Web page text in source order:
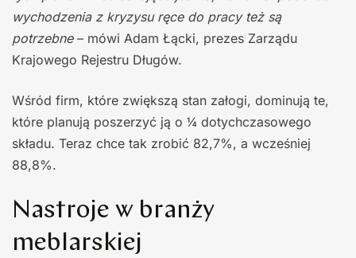
wychodzenia z kryzysu ręce do pracy też są
potrzebne– mówi Adam Łącki, prezes Zarządu
Krajowego Rejestru Długów.
Wśród firm, które zwiększą stan załogi, dominują te,
które planują poszerzyć ją o ¼ dotychczasowego
składu. Teraz chce tak zrobić 82,7%, a wcześniej
88,8%.
Nastroje w branży
meblarskiej